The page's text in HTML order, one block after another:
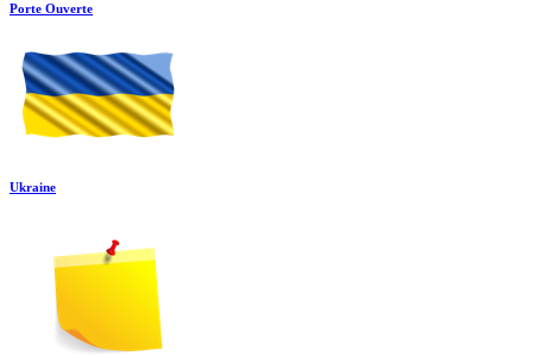
Porte Ouverte
Ukraine